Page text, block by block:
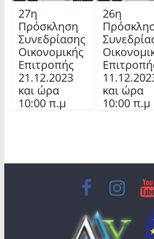
27η
Πρόσκληση
Συνεδρίασης
Οικονομικής
Επιτροπής
21.12.2023
και ώρα
10:00 π.μ
26η
και ώρα
10:00 π.μ